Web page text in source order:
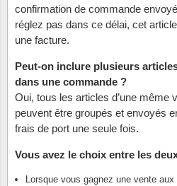
confirmation de commande
réglez pas dans ce délai, cet
une facture.
Peut-on inclure plusieurs
dans une commande ?
Oui, tous les articles d’une même
peuvent être groupés et envoyés
frais de port une seule fois.
Vous avez le choix entre les
Lorsque vous gagnez une vente